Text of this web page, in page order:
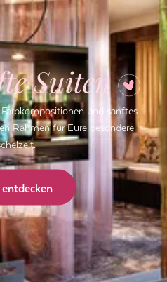
Suiten
und sanftes
Rahmen für Eure besondere